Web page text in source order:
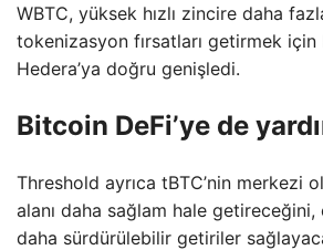
WBTC, yüksek hızlı zincire daha
tokenizasyon fırsatları getirmek için
Hedera’ya doğru genişledi.
Bitcoin DeFi’ye de
Threshold ayrıca tBTC’nin merkezi
alanı daha sağlam hale getireceğini,
daha sürdürülebilir getiriler